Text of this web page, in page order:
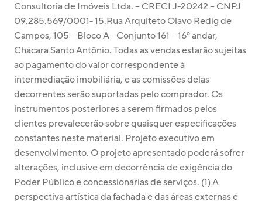
Consultoria de Imóveis Ltda. – CRECI J-20242 – CNPJ
09.285.569/0001- 15.Rua Arquiteto Olavo Redig de
Campos, 105 – Bloco A - Conjunto 161 – 16º andar,
Chácara Santo Antônio. Todas as vendas estarão sujeitas
ao pagamento do valor correspondente à
intermediação imobiliária, e as comissões delas
decorrentes serão suportadas pelo comprador. Os
instrumentos posteriores a serem firmados pelos
clientes prevalecerão sobre quaisquer especificações
constantes neste material. Projeto executivo em
desenvolvimento. O projeto apresentado poderá sofrer
alterações, inclusive em decorrência de exigência do
Poder Público e concessionárias de serviços. (1) A
perspectiva artística da fachada e das áreas externas é